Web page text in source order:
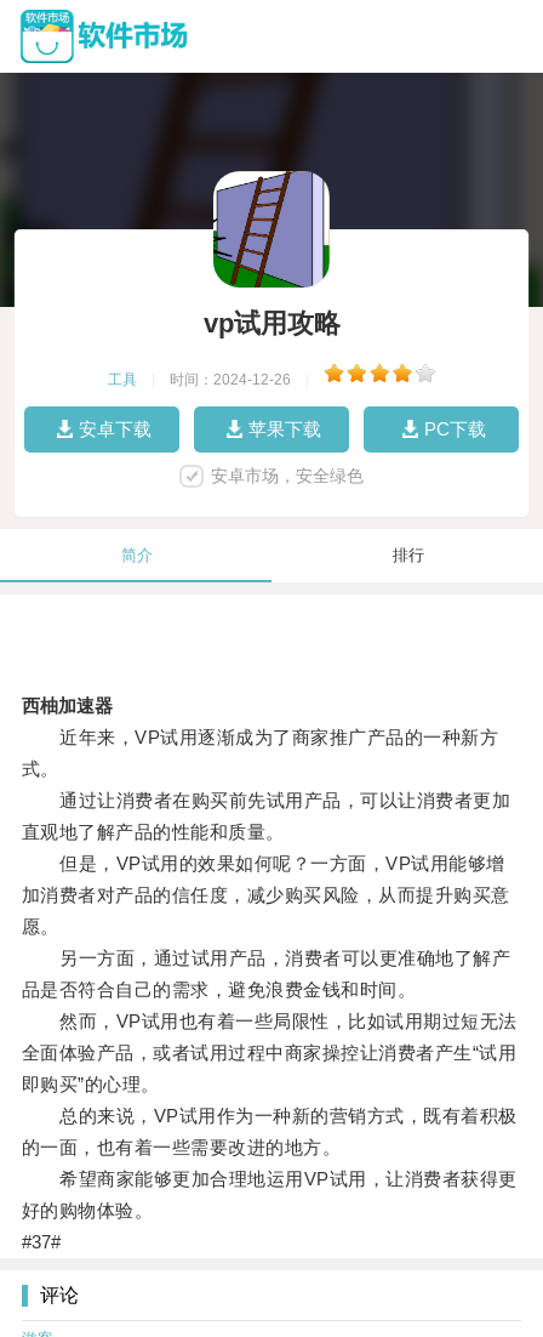
vp试用攻略
工具 时间：2024-12-26
安卓下载 苹果下载 PC下载
安卓市场，安全绿色
简介 排行
西柚加速器
近年来，VP试用逐渐成为了商家推广产品的一种新方
式。
通过让消费者在购买前先试用产品，可以让消费者更加
直观地了解产品的性能和质量。
但是，VP试用的效果如何呢？一方面，VP试用能够增
加消费者对产品的信任度，减少购买风险，从而提升购买意
愿。
另一方面，通过试用产品，消费者可以更准确地了解产
品是否符合自己的需求，避免浪费金钱和时间。
然而，VP试用也有着一些局限性，比如试用期过短无法
全面体验产品，或者试用过程中商家操控让消费者产生“试用
即购买”的心理。
总的来说，VP试用作为一种新的营销方式，既有着积极
的一面，也有着一些需要改进的地方。
希望商家能够更加合理地运用VP试用，让消费者获得更
好的购物体验。
#37#
评论